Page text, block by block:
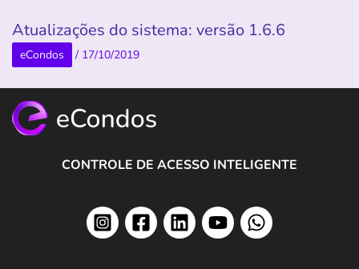
Atualizações do sistema: versão 1.6.6
eCondos / 17/10/2019
CONTROLE DE ACESSO INTELIGENTE